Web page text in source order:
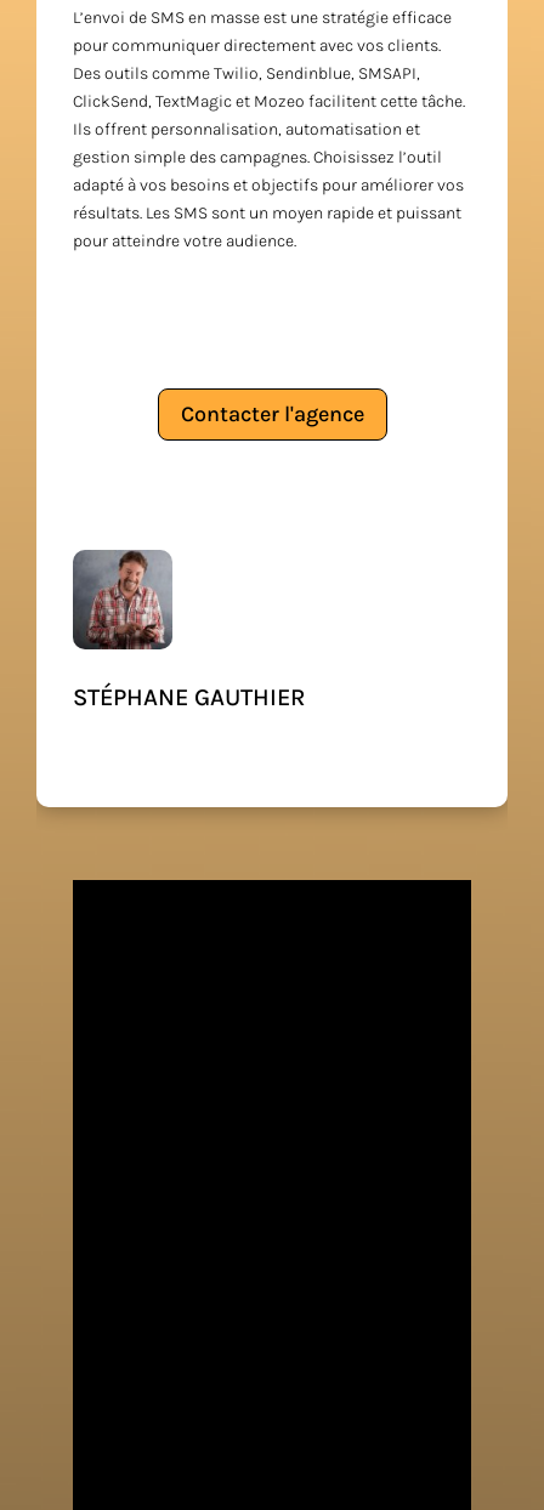
L’envoi de SMS en masse est une stratégie efficace
pour communiquer directement avec vos clients.
Des outils comme Twilio, Sendinblue, SMSAPI,
ClickSend, TextMagic et Mozeo facilitent cette tâche.
Ils offrent personnalisation, automatisation et
gestion simple des campagnes. Choisissez l’outil
adapté à vos besoins et objectifs pour améliorer vos
résultats. Les SMS sont un moyen rapide et puissant
pour atteindre votre audience.
Contacter l'agence
STÉPHANE GAUTHIER